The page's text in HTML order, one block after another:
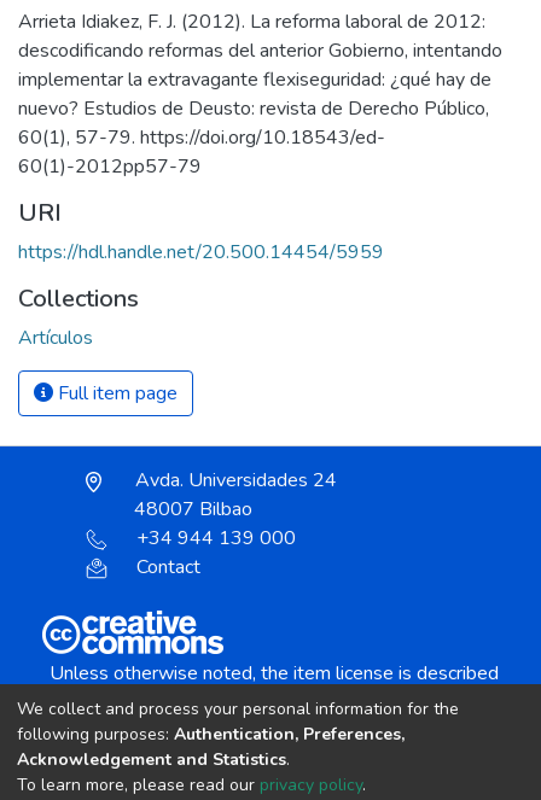
Arrieta Idiakez, F. J. (2012). La reforma laboral de 2012:
descodificando reformas del anterior Gobierno, intentando
implementar la extravagante flexiseguridad: ¿qué hay de
nuevo? Estudios de Deusto: revista de Derecho Público,
60(1), 57-79. https://doi.org/10.18543/ed-
60(1)-2012pp57-79
URI
https://hdl.handle.net/20.500.14454/5959
Collections
Artículos
Full item page
Avda. Universidades 24
48007 Bilbao
+34 944 139 000
Contact
Unless otherwise noted, the item license is described
Creative Commons Attribution-NonCommercial-
We collect and process your personal information for the
following purposes: Authentication, Preferences,
Acknowledgement and Statistics.
To learn more, please read our privacy policy.